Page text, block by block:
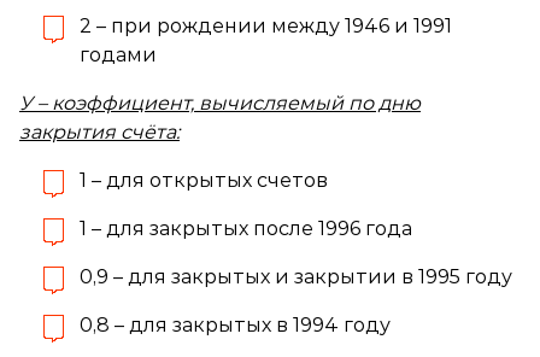
2 – при рождении между 1946 и 1991
годами
У – коэффициент, вычисляемый по дню
закрытия счёта:
1 – для открытых счетов
1 – для закрытых после 1996 года
0,9 – для закрытых и закрытии в 1995 году
0,8 – для закрытых в 1994 году